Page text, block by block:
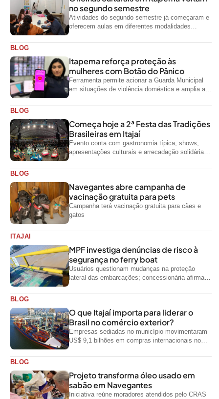
no segundo semestre
Atividades do segundo semestre já começaram e
oferecem aulas em diferentes modalidades
BLOG
Itapema reforça proteção às
mulheres com Botão do Pânico
Ferramenta permite acionar a Guarda Municipal
em situações de violência doméstica e amplia a
BLOG
Começa hoje a 2ª Festa das Tradições
Brasileiras em Itajaí
Evento conta com gastronomia típica, shows,
apresentações culturais e arrecadação solidária
BLOG
Navegantes abre campanha de
vacinação gratuita para pets
Campanha terá vacinação gratuita para cães e
gatos
ITAJAI
MPF investiga denúncias de risco à
segurança no ferry boat
Usuários questionam mudanças na proteção
lateral das embarcações; concessionária afirma
BLOG
O que Itajaí importa para liderar o
Brasil no comércio exterior?
Empresas sediadas no município movimentaram
US$ 9,1 bilhões em compras internacionais no
BLOG
Projeto transforma óleo usado em
sabão em Navegantes
Iniciativa reúne moradores atendidos pelo CRAS